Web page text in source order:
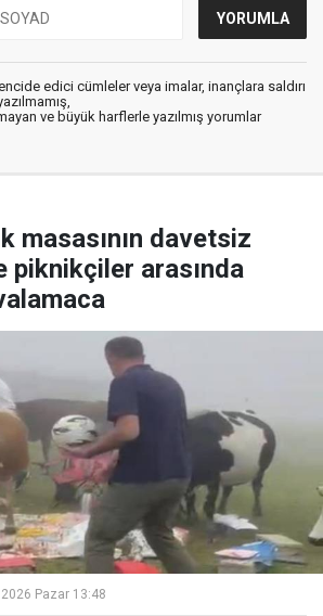
edici cümleler veya imalar, inançlara saldırı
ve büyük harflerle yazılmış yorumlar
masasının davetsiz
piknikçiler arasında
Pazar 13:48